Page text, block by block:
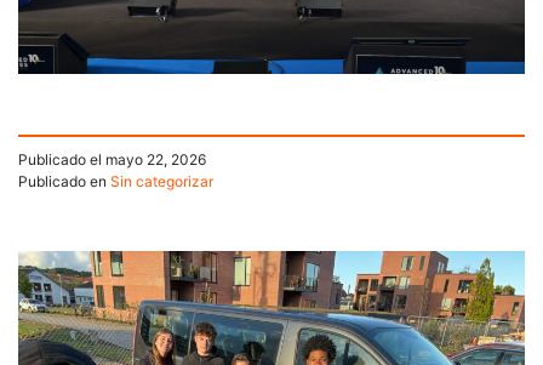
Publicado el mayo 22, 2026
Publicado en Sin categorizar